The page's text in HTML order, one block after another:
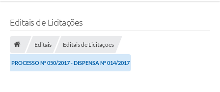
Editais de Licitações
Editais Editais de Licitações
PROCESSO Nº 050/2017 - DISPENSA Nº 014/2017